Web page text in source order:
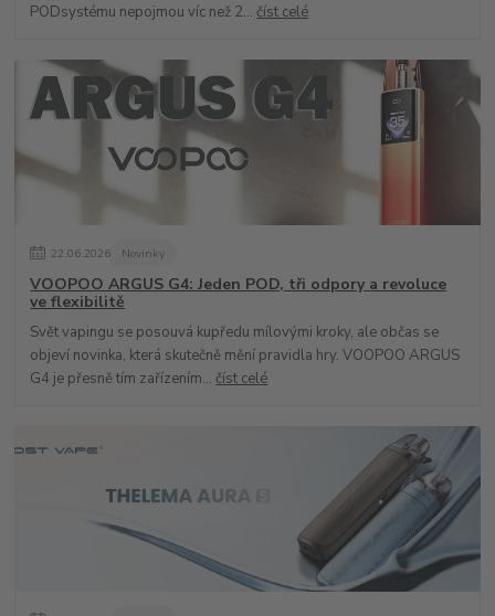
PODsystému nepojmou víc než 2... číst celé
22.06.2026 Novinky
VOOPOO ARGUS G4: Jeden POD, tři odpory a revoluce
ve flexibilitě
Svět vapingu se posouvá kupředu mílovými kroky, ale občas se
objeví novinka, která skutečně mění pravidla hry. VOOPOO ARGUS
G4 je přesně tím zařízením... číst celé